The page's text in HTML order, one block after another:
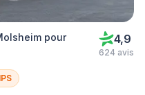
pour
4,9
624 avis